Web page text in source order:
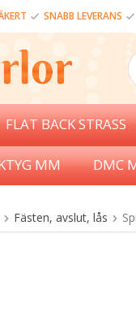
SNABB LEVERANS
FLAT BACK STRASS
MM DMC
Fästen, avslut, lås